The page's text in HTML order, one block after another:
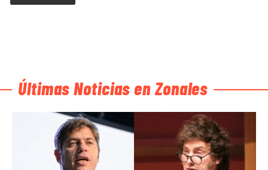
Últimas Noticias en Zonales